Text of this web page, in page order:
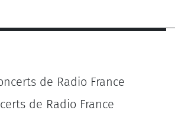
de Radio France
de Radio France